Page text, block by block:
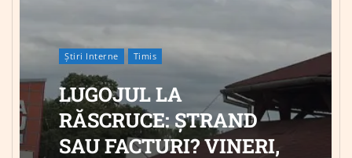
Știri Interne Timis
LUGOJUL LA
RĂSCRUCE: ȘTRAND
SAU FACTURI? VINERI,